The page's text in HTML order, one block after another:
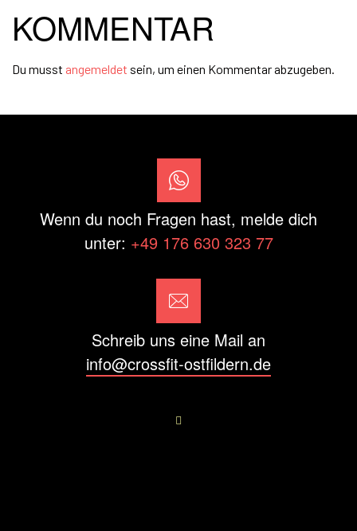
KOMMENTAR
Du musst angemeldet sein, um einen Kommentar abzugeben.
Wenn du noch Fragen hast, melde dich
unter: +49 176 630 323 77
Schreib uns eine Mail an
info@crossfit-ostfildern.de